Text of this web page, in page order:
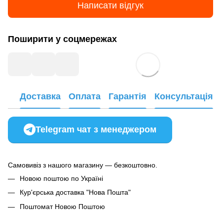
Написати відгук
Поширити у соцмережах
Доставка Оплата Гарантія Консультація
Telegram чат з менеджером
Самовивіз з нашого магазину — безкоштовно.
Новою поштою по Україні
Кур'єрська доставка "Нова Пошта"
Поштомат Новою Поштою